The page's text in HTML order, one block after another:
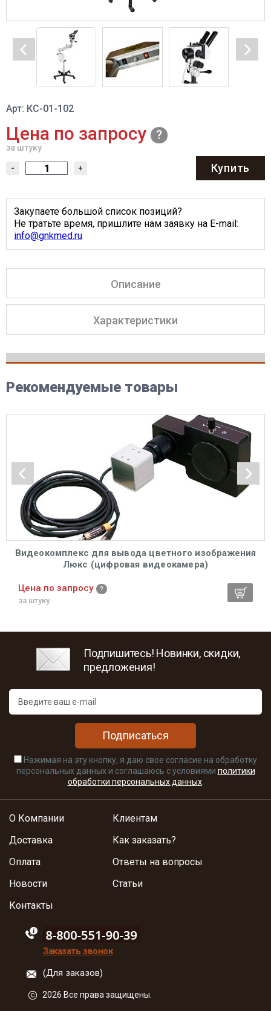
Арт: КС-01-102
Цена по запросу
за штуку
- + Купить
Закупаете большой список позиций?
Не тратьте время, пришлите нам заявку на E-mail:
info@gnkmed.ru
Описание
Характеристики
Рекомендуемые товары
Видеокомплекс для вывода цветного изображения
Люкс (цифровая видеокамера)
Цена по запросу
за штуку
Подпишитесь! Новинки, скидки,
предложения!
Подписаться
Нажимая на эту кнопку, я даю свое согласие на обработку
персональных данных и соглашаюсь с условиями политики
обработки персональных данных.
О Компании
Доставка
Оплата
Новости
Клиентам
Как заказать?
Ответы на вопросы
Статьи
Контакты
88005555550
Заказать звонок
(Для заказов)
2026 Все права защищены.